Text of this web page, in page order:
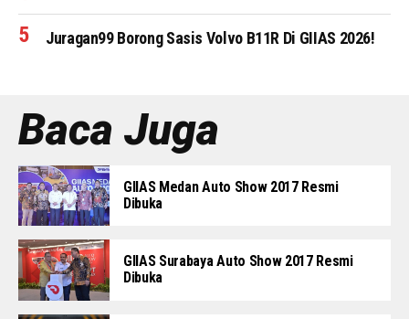
Juragan99 Borong Sasis Volvo B11R Di GIIAS 2026!
Baca Juga
GIIAS Medan Auto Show 2017 Resmi
Dibuka
GIIAS Surabaya Auto Show 2017 Resmi
Dibuka